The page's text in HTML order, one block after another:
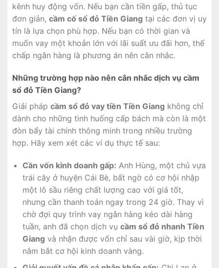
kênh huy động vốn. Nếu bạn cần tiền gấp, thủ tục
đơn giản, cầm cố sổ đỏ Tiền Giang tại các đơn vị uy
tín là lựa chọn phù hợp. Nếu bạn có thời gian và
muốn vay một khoản lớn với lãi suất ưu đãi hơn, thế
chấp ngân hàng là phương án nên cân nhắc.
Những trường hợp nào nên cân nhắc dịch vụ cầm
sổ đỏ Tiền Giang?
Giải pháp cầm sổ đỏ vay tiền Tiền Giang không chỉ
dành cho những tình huống cấp bách mà còn là một
đòn bẩy tài chính thông minh trong nhiều trường
hợp. Hãy xem xét các ví dụ thực tế sau:
Cần vốn kinh doanh gấp: Anh Hùng, một chủ vựa
trái cây ở huyện Cái Bè, bất ngờ có cơ hội nhập
một lô sầu riêng chất lượng cao với giá tốt,
nhưng cần thanh toán ngay trong 24 giờ. Thay vì
chờ đợi quy trình vay ngân hàng kéo dài hàng
tuần, anh đã chọn dịch vụ cầm sổ đỏ nhanh Tiền
Giang và nhận được vốn chỉ sau vài giờ, kịp thời
nắm bắt cơ hội kinh doanh vàng.